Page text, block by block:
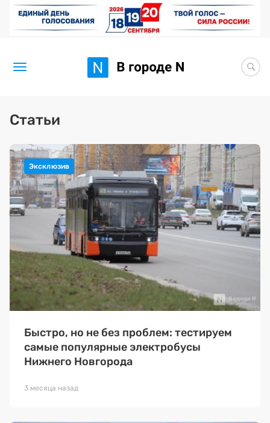
Здоровье
BORЩ
Искусство исцелять
Премия 2026 (текущая)
Премия 2025
Эксперты
Статьи
Быстро, но не без проблем: тестируем
самые популярные электробусы
Нижнего Новгорода
3 месяца назад